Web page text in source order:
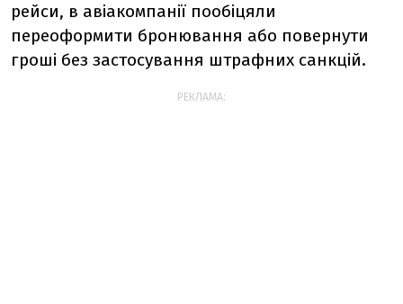
рейси, в авіакомпанії пообіцяли
переоформити бронювання або повернути
гроші без застосування штрафних санкцій.
РЕКЛАМА: